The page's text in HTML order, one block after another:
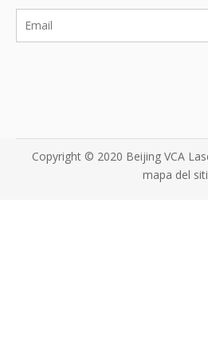
Copyright © 2020 Beijing VCA
mapa del